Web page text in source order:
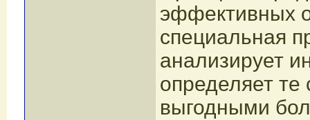
эффективных
специальная
анализирует
определяет те
выгодными